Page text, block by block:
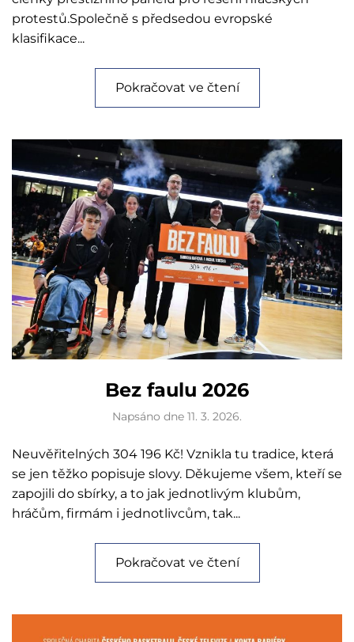
protestů.Společně s předsedou evropské
klasifikace...
Pokračovat ve čtení
Bez faulu 2026
Napsáno dne 11. 3. 2026.
Neuvěřitelných 304 196 Kč! Vznikla tu tradice, která
se jen těžko popisuje slovy. Děkujeme všem, kteří se
zapojili do sbírky, a to jak jednotlivým klubům,
hráčům, firmám i jednotlivcům, tak...
Pokračovat ve čtení